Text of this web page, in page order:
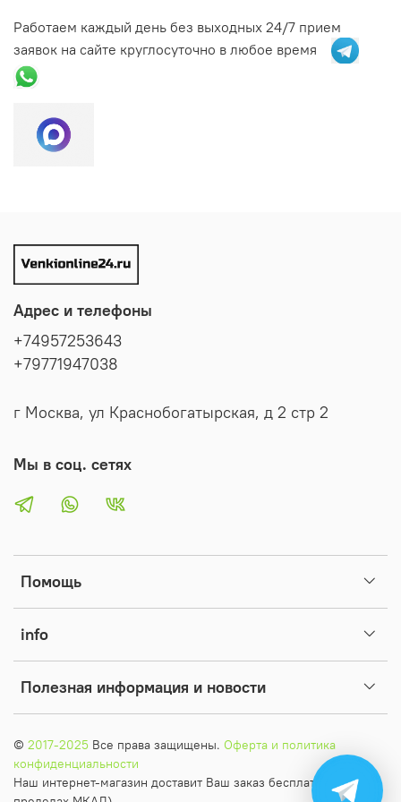
Работаем каждый день без выходных 24/7 прием
заявок на сайте круглосуточно в любое время
Помощь
info
Полезная информация и новости
Адрес и телефоны
+74957253643
+79771947038
г Москва, ул Краснобогатырская, д 2 стр 2
Мы в соц. сетях
© 2017-2025 Все права защищены. Оферта и политика
конфиденциальности
Наш интернет-магазин доставит Ваш заказ бесплатно (в